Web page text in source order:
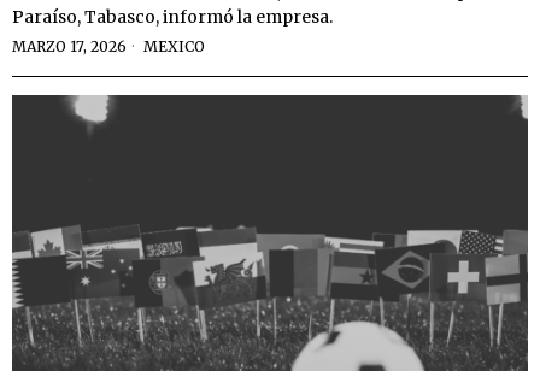
Paraíso, Tabasco, informó la empresa.
MARZO 17, 2026 MEXICO